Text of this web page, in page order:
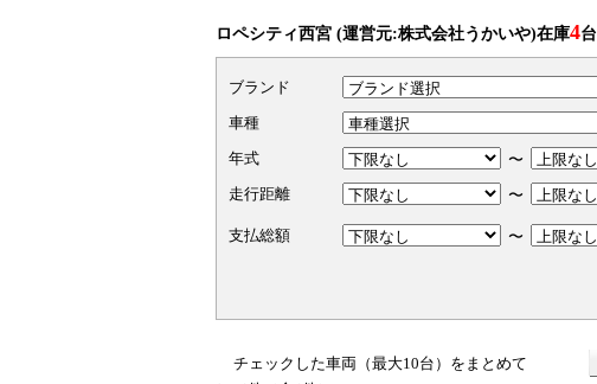
ロペシティ西宮 (運営元:株式会社うかいや)在庫4台
ブランド
車種
年式
〜
走行距離
〜
支払総額 〜
チェックした車両（最大10台）をまとめて